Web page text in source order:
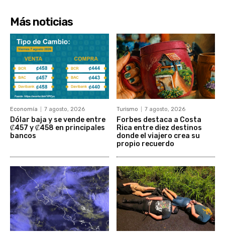
Más noticias
Economía 7 agosto, 2026
Dólar baja y se vende entre
₡457 y ₡458 en principales
bancos
Turismo 7 agosto, 2026
Forbes destaca a Costa
Rica entre diez destinos
donde el viajero crea su
propio recuerdo